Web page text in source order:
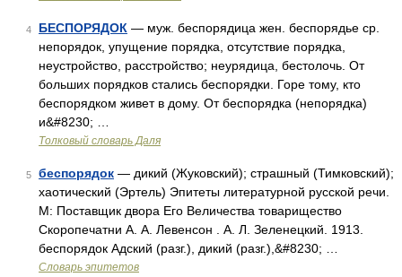
4 БЕСПОРЯДОК — муж. беспорядица жен. беспорядье ср.
непорядок, упущение порядка, отсутствие порядка,
неустройство, расстройство; неурядица, бестолочь. От
больших порядков стались беспорядки. Горе тому, кто
беспорядком живет в дому. От беспорядка (непорядка)
и&#8230; …
Толковый словарь Даля
5 беспорядок — дикий (Жуковский); страшный (Тимковский);
хаотический (Эртель) Эпитеты литературной русской речи.
М: Поставщик двора Его Величества товарищество
Скоропечатни А. А. Левенсон . А. Л. Зеленецкий. 1913.
беспорядок Адский (разг.), дикий (разг.),&#8230; …
Словарь эпитетов